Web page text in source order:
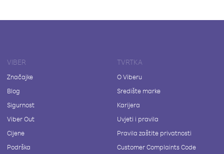
VIBER
Značajke
Blog
Sigurnost
Viber Out
Cijene
Podrška
TVRTKA
O Viberu
Središte marke
Karijera
Uvjeti i pravila
Pravila zaštite privatnosti
Customer Complaints Code